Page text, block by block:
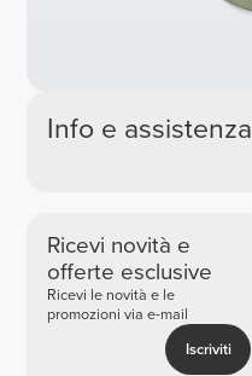
Info e assistenza
Ricevi novità e
offerte esclusive
Ricevi le novità e le
promozioni via e-mail
Iscriviti